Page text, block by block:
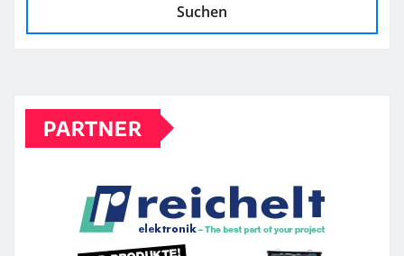
Suchen
PARTNER